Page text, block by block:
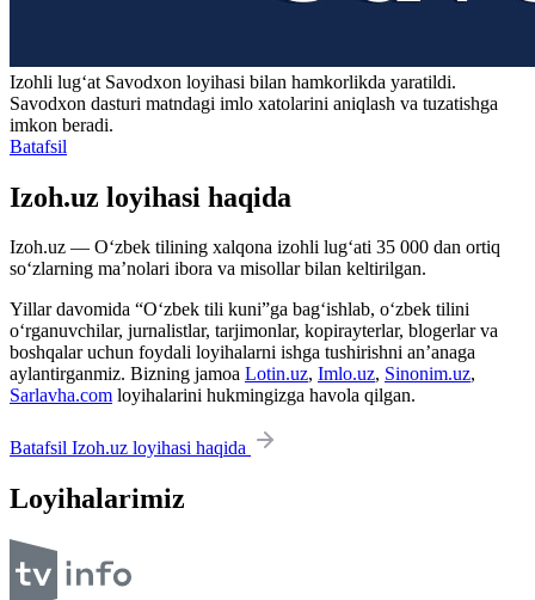
Izohli lugʻat Savodxon loyihasi bilan hamkorlikda yaratildi.
Savodxon dasturi matndagi imlo xatolarini aniqlash va tuzatishga
imkon beradi.
Batafsil
Izoh.uz loyihasi haqida
Izoh.uz — O‘zbek tilining xalqona izohli lug‘ati 35 000 dan ortiq
so‘zlarning ma’nolari ibora va misollar bilan keltirilgan.
Yillar davomida “O‘zbek tili kuni”ga bag‘ishlab, o‘zbek tilini
o‘rganuvchilar, jurnalistlar, tarjimonlar, kopirayterlar, blogerlar va
boshqalar uchun foydali loyihalarni ishga tushirishni an’anaga
aylantirganmiz. Bizning jamoa Lotin.uz, Imlo.uz, Sinonim.uz,
Sarlavha.com loyihalarini hukmingizga havola qilgan.
Batafsil Izoh.uz loyihasi haqida
Loyihalarimiz